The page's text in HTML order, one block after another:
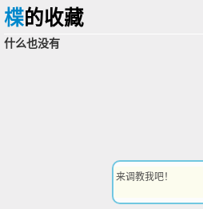
楪的收藏
什么也没有
来调教我吧！